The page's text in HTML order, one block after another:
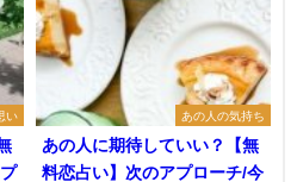
い あの人の気持ち
あの人に期待していい？【無
料恋占い】次のアプローチ/今